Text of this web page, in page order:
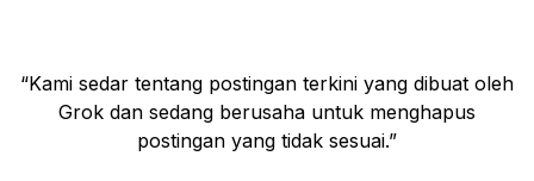
“Kami sedar tentang postingan terkini yang dibuat oleh
Grok dan sedang berusaha untuk menghapus
postingan yang tidak sesuai.”